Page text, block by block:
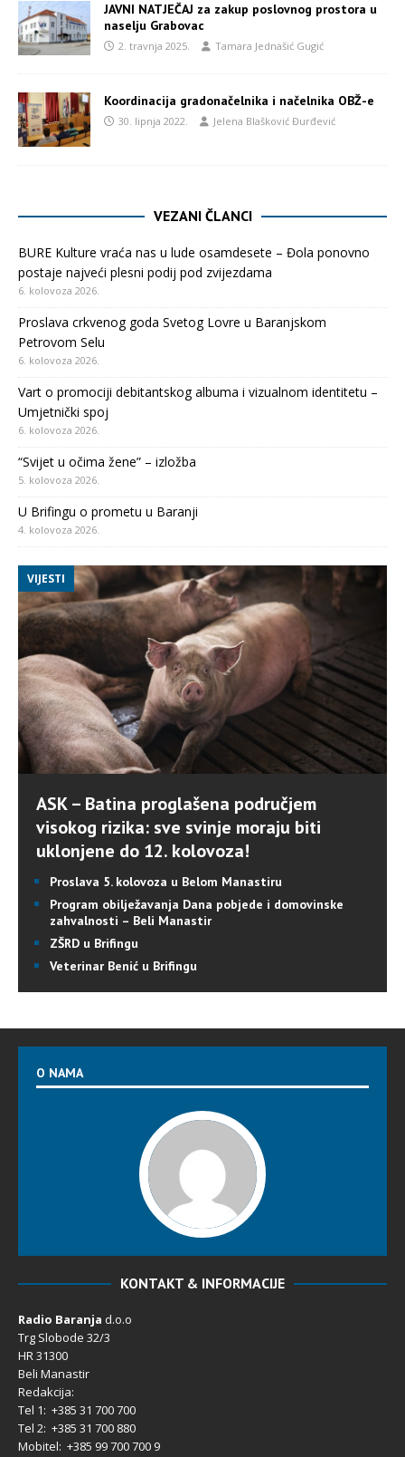
JAVNI NATJEČAJ za zakup poslovnog prostora u
naselju Grabovac
2. travnja 2025. Tamara Jednašić Gugić
Koordinacija gradonačelnika i načelnika OBŽ-e
30. lipnja 2022. Jelena Blašković Đurđević
VEZANI ČLANCI
BURE Kulture vraća nas u lude osamdesete – Đola ponovno
postaje najveći plesni podij pod zvijezdama
6. kolovoza 2026.
Proslava crkvenog goda Svetog Lovre u Baranjskom
Petrovom Selu
6. kolovoza 2026.
Vart o promociji debitantskog albuma i vizualnom identitetu –
Umjetnički spoj
6. kolovoza 2026.
“Svijet u očima žene” – izložba
5. kolovoza 2026.
U Brifingu o prometu u Baranji
4. kolovoza 2026.
VIJESTI
ASK – Batina proglašena područjem
visokog rizika: sve svinje moraju biti
uklonjene do 12. kolovoza!
Proslava 5. kolovoza u Belom Manastiru
Program obilježavanja Dana pobjede i domovinske
zahvalnosti – Beli Manastir
ZŠRD u Brifingu
Veterinar Benić u Brifingu
O NAMA
KONTAKT & INFORMACIJE
Radio Baranja d.o.o
Trg Slobode 32/3
HR 31300
Beli Manastir
Redakcija:
Tel 1: +385 31 700 700
Tel 2: +385 31 700 880
Mobitel: +385 99 700 700 9